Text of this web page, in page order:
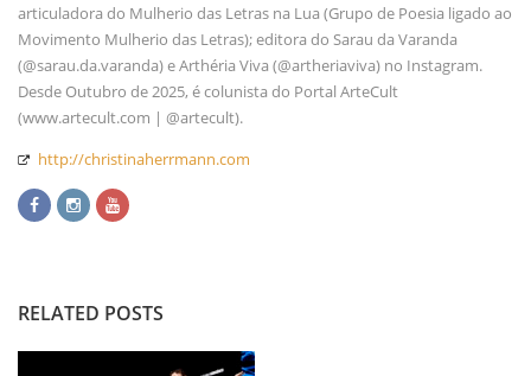
articuladora do Mulherio das Letras na Lua (Grupo de Poesia ligado ao
Movimento Mulherio das Letras); editora do Sarau da Varanda
(@sarau.da.varanda) e Arthéria Viva (@artheriaviva) no Instagram.
Desde Outubro de 2025, é colunista do Portal ArteCult
(www.artecult.com | @artecult).
http://christinaherrmann.com
RELATED POSTS